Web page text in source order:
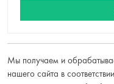
Мы получаем и
нашего сайта в